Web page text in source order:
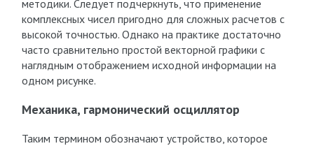
методики. Следует подчеркнуть, что применение
комплексных чисел пригодно для сложных расчетов с
высокой точностью. Однако на практике достаточно
часто сравнительно простой векторной графики с
наглядным отображением исходной информации на
одном рисунке.
Механика, гармонический осциллятор
Таким термином обозначают устройство, которое